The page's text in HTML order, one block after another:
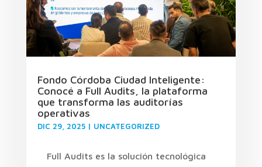
Fondo Córdoba Ciudad Inteligente:
Conocé a Full Audits, la plataforma
que transforma las auditorías
operativas
DIC 29, 2025| UNCATEGORIZED
Full Audits es la solución tecnológica